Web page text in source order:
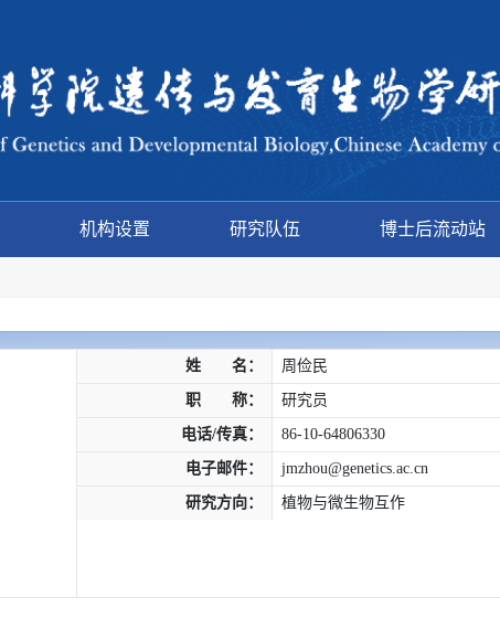
机构设置 研究队伍 博士后流动站
姓 名： 周俭民
职 称： 研究员
电话/传真： 86-10-64806330
电子邮件： jmzhou@genetics.ac.cn
研究方向： 植物与微生物互作